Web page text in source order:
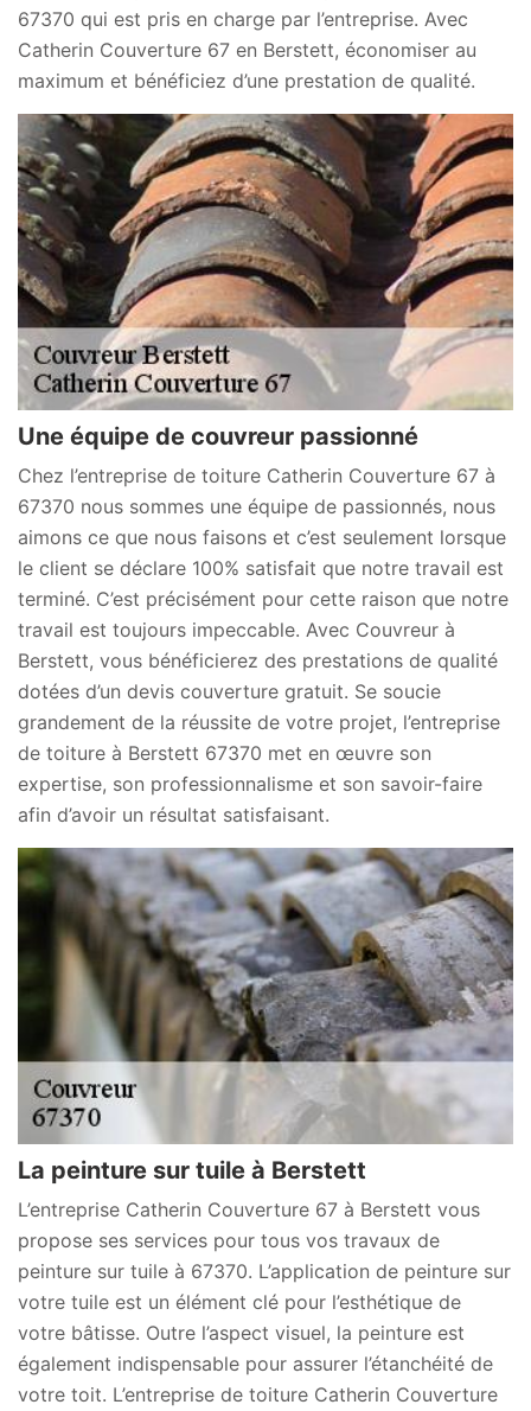
67370 qui est pris en charge par l’entreprise. Avec
Catherin Couverture 67 en Berstett, économiser au
maximum et bénéficiez d’une prestation de qualité.
Une équipe de couvreur passionné
Chez l’entreprise de toiture Catherin Couverture 67 à
67370 nous sommes une équipe de passionnés, nous
aimons ce que nous faisons et c’est seulement lorsque
le client se déclare 100% satisfait que notre travail est
terminé. C’est précisément pour cette raison que notre
travail est toujours impeccable. Avec Couvreur à
Berstett, vous bénéficierez des prestations de qualité
dotées d’un devis couverture gratuit. Se soucie
grandement de la réussite de votre projet, l’entreprise
de toiture à Berstett 67370 met en œuvre son
expertise, son professionnalisme et son savoir-faire
afin d’avoir un résultat satisfaisant.
La peinture sur tuile à Berstett
L’entreprise Catherin Couverture 67 à Berstett vous
propose ses services pour tous vos travaux de
peinture sur tuile à 67370. L’application de peinture sur
votre tuile est un élément clé pour l’esthétique de
votre bâtisse. Outre l’aspect visuel, la peinture est
également indispensable pour assurer l’étanchéité de
votre toit. L’entreprise de toiture Catherin Couverture